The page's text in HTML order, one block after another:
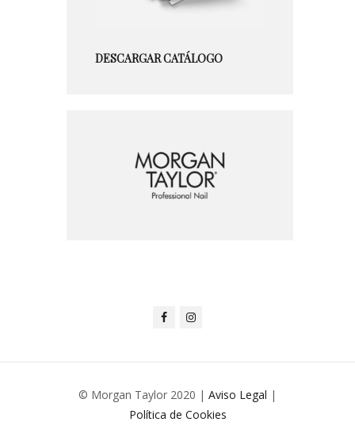
DESCARGAR CATÁLOGO
© Morgan Taylor 2020 | Aviso Legal |
Política de Cookies